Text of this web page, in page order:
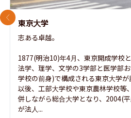
東京大学
志ある卓越。
1877(明治10)年4月、東京開成学校
法学、理学、文学の3学部と医学部
学校の前身)で構成される東京大学が
以後、工部大学校や東京農林学校等
併しながら総合大学となり、2004(
が法人...
前のスライド